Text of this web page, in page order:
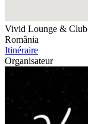
Vivid Lounge & Club
România
Itinéraire
Organisateur